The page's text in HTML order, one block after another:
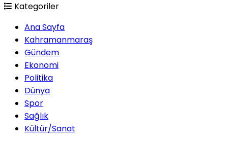
Kategoriler
Ana Sayfa
Kahramanmaraş
Gündem
Ekonomi
Politika
Dünya
Spor
Sağlık
Kültür/Sanat